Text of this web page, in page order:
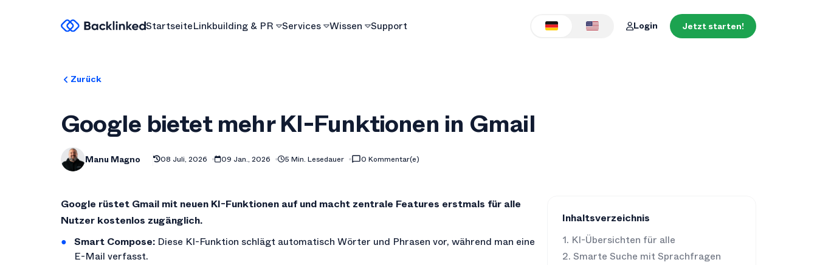
StartseiteLinkbuilding & PR Services Wissen Support Login Jetzt starten!
Zurück
Google bietet mehr KI-Funktionen in Gmail
Manu Magno 08 Juli, 2026 09 Jan., 2026 5 Min. Lesedauer 0 Kommentar(e)
Inhaltsverzeichnis
KI-Übersichten für alle
Smarte Suche mit Sprachfragen
Google rüstet Gmail mit neuen KI-Funktionen auf und macht zentrale Features erstmals für alle
Nutzer kostenlos zugänglich.
Smart Compose: Diese KI-Funktion schlägt automatisch Wörter und Phrasen vor, während man eine
E-Mail verfasst.